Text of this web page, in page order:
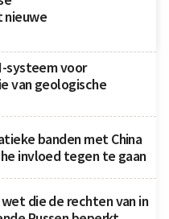
nieuwe
systeem voor
van geologische
banden met China
invloed tegen te gaan
die de rechten van in